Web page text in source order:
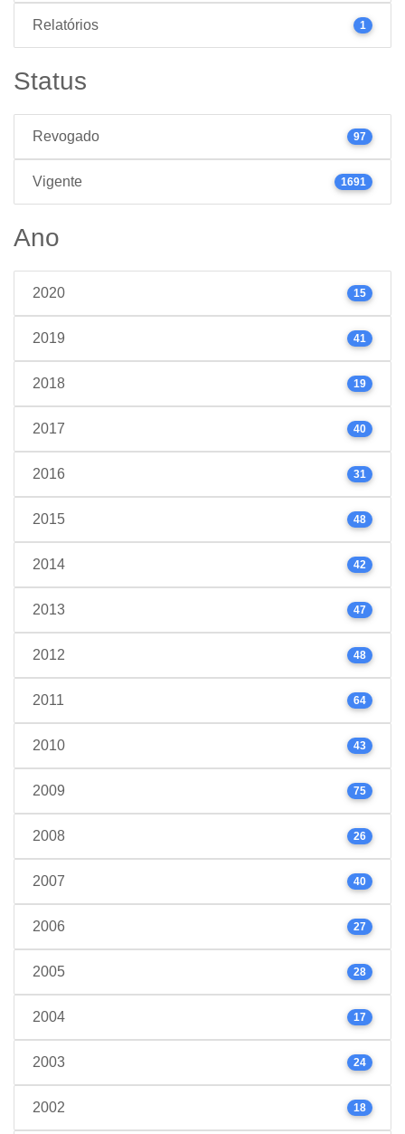
Relatórios 1
Status
Revogado 97
Vigente 1691
Ano
2020 15
2019 41
2018 19
2017 40
2016 31
2015 48
2014 42
2013 47
2012 48
2011 64
2010 43
2009 75
2008 26
2007 40
2006 27
2005 28
2004 17
2003 24
2002 18